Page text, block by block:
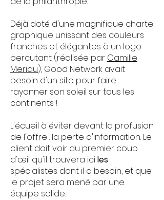
Déjà doté d'une magnifique charte
graphique unissant des couleurs
franches et élégantes à un logo
percutant (réalisée par Camille
Meriau), Good Network avait
besoin d'un site pour faire
rayonner son soleil sur tous les
continents !
L'écueil à éviter devant la profusion
de l'offre : la perte d'information. Le
client doit voir du premier coup
d'œil qu'il trouvera iciles
spécialistes dont il a besoin, et que
le projet sera mené par une
équipe solide.